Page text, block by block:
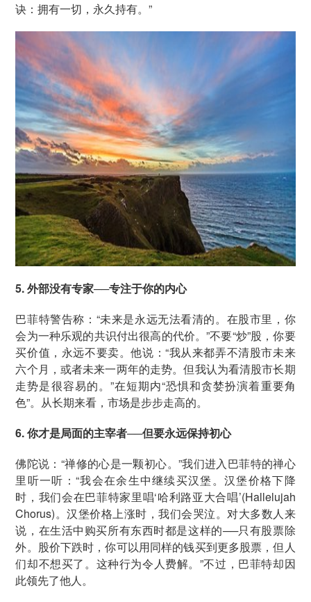
诀：拥有一切，永久持有。”
5. 外部没有专家──专注于你的内心
巴菲特警告称：“未来是永远无法看清的。在股市里，你
会为一种乐观的共识付出很高的代价。”不要“炒”股，你要
买价值，永远不要卖。他说：“我从来都弄不清股市未来
六个月，或者未来一两年的走势。但我认为看清股市长期
走势是很容易的。”在短期内“恐惧和贪婪扮演着重要角
色”。从长期来看，市场是步步走高的。
6. 你才是局面的主宰者──但要永远保持初心
佛陀说：“禅修的心是一颗初心。”我们进入巴菲特的禅心
里听一听：“我会在余生中继续买汉堡。汉堡价格下降
时，我们会在巴菲特家里唱‘哈利路亚大合唱’(Hallelujah
Chorus)。汉堡价格上涨时，我们会哭泣。对大多数人来
说，在生活中购买所有东西时都是这样的──只有股票除
外。股价下跌时，你可以用同样的钱买到更多股票，但人
们却不想买了。这种行为令人费解。”不过，巴菲特却因
此领先了他人。